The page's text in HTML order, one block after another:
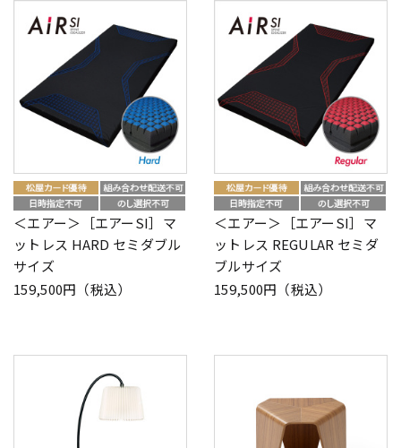
＜エアー＞［エアーSI］マ
ットレス HARD セミダブル
サイズ
159,500円（税込）
＜エアー＞［エアーSI］マ
ットレス REGULAR セミダ
ブルサイズ
159,500円（税込）